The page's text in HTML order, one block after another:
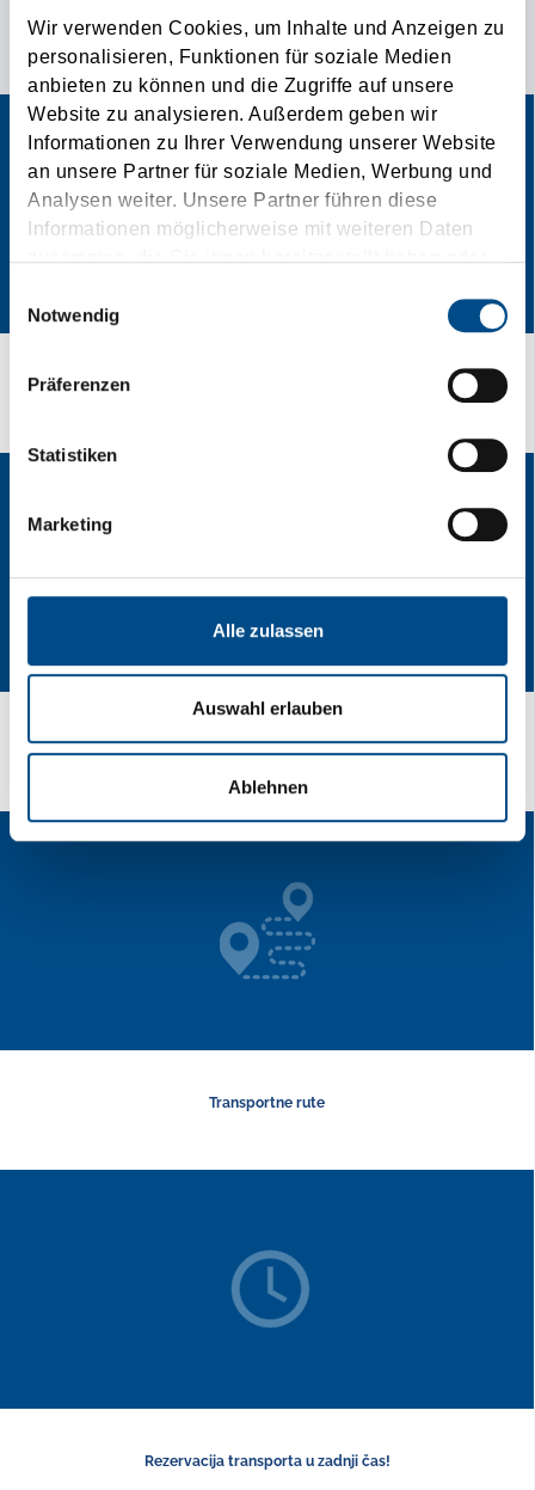
Wir verwenden Cookies, um Inhalte und Anzeigen zu
personalisieren, Funktionen für soziale Medien
anbieten zu können und die Zugriffe auf unsere
Website zu analysieren. Außerdem geben wir
Informationen zu Ihrer Verwendung unserer Website
an unsere Partner für soziale Medien, Werbung und
Analysen weiter. Unsere Partner führen diese
Informationen möglicherweise mit weiteren Daten
zusammen, die Sie ihnen bereitgestellt haben oder
gesammelt haben.
Notwendig
Präferenzen
Statistiken
Marketing
Alle zulassen
Auswahl erlauben
Ablehnen
TRANSPORTA!
Stalno mislite na brzinu?
Transportne rute
Rezervacija transporta u zadnji čas!